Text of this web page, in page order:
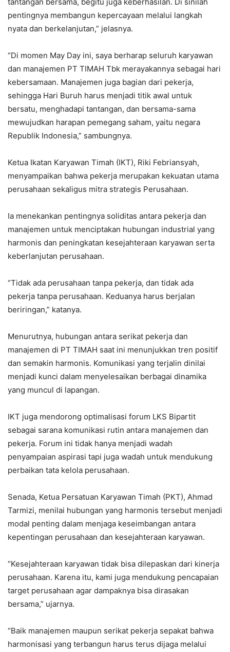
tantangan bersama, begitu juga keberhasilan. Di sinilah
pentingnya membangun kepercayaan melalui langkah
nyata dan berkelanjutan,” jelasnya.
“Di momen May Day ini, saya berharap seluruh karyawan
dan manajemen PT TIMAH Tbk merayakannya sebagai hari
kebersamaan. Manajemen juga bagian dari pekerja,
sehingga Hari Buruh harus menjadi titik awal untuk
bersatu, menghadapi tantangan, dan bersama-sama
mewujudkan harapan pemegang saham, yaitu negara
Republik Indonesia,” sambungnya.
Ketua Ikatan Karyawan Timah (IKT), Riki Febriansyah,
menyampaikan bahwa pekerja merupakan kekuatan utama
perusahaan sekaligus mitra strategis Perusahaan.
Ia menekankan pentingnya soliditas antara pekerja dan
manajemen untuk menciptakan hubungan industrial yang
harmonis dan peningkatan kesejahteraan karyawan serta
keberlanjutan perusahaan.
“Tidak ada perusahaan tanpa pekerja, dan tidak ada
pekerja tanpa perusahaan. Keduanya harus berjalan
beriringan,” katanya.
Menurutnya, hubungan antara serikat pekerja dan
manajemen di PT TIMAH saat ini menunjukkan tren positif
dan semakin harmonis. Komunikasi yang terjalin dinilai
menjadi kunci dalam menyelesaikan berbagai dinamika
yang muncul di lapangan.
IKT juga mendorong optimalisasi forum LKS Bipartit
sebagai sarana komunikasi rutin antara manajemen dan
pekerja. Forum ini tidak hanya menjadi wadah
penyampaian aspirasi tapi juga wadah untuk mendukung
perbaikan tata kelola perusahaan.
Senada, Ketua Persatuan Karyawan Timah (PKT), Ahmad
Tarmizi, menilai hubungan yang harmonis tersebut menjadi
modal penting dalam menjaga keseimbangan antara
kepentingan perusahaan dan kesejahteraan karyawan.
“Kesejahteraan karyawan tidak bisa dilepaskan dari kinerja
perusahaan. Karena itu, kami juga mendukung pencapaian
target perusahaan agar dampaknya bisa dirasakan
bersama,” ujarnya.
“Baik manajemen maupun serikat pekerja sepakat bahwa
harmonisasi yang terbangun harus terus dijaga melalui